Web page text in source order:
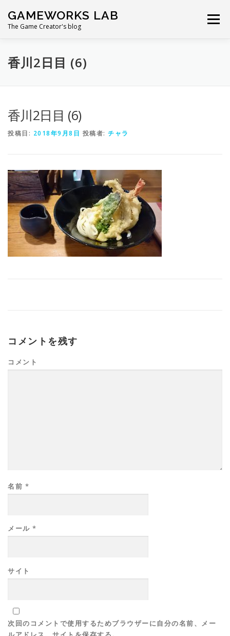
GAMEWORKS LAB
The Game Creator's blog
メニュー
香川2日目 (6)
香川2日目 (6)
投稿日: 2018年9月8日 投稿者: チャラ
コメントを残す
コメント
名前 *
メール *
サイト
次回のコメントで使用するためブラウザーに自分の名前、メー